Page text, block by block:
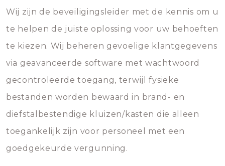
Wij zijn de beveiligingsleider met de kennis om u
te helpen de juiste oplossing voor uw behoeften
te kiezen. Wij beheren gevoelige klantgegevens
via geavanceerde software met wachtwoord
gecontroleerde toegang, terwijl fysieke
bestanden worden bewaard in brand- en
diefstalbestendige kluizen/kasten die alleen
toegankelijk zijn voor personeel met een
goedgekeurde vergunning.